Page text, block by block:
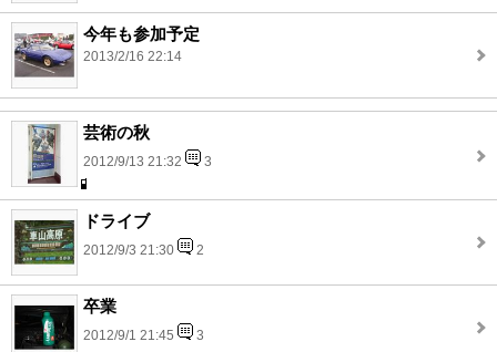
今年も参加予定
2013/2/16 22:14
芸術の秋
2012/9/13 21:32 3
ドライブ
2012/9/3 21:30 2
卒業
2012/9/1 21:45 3